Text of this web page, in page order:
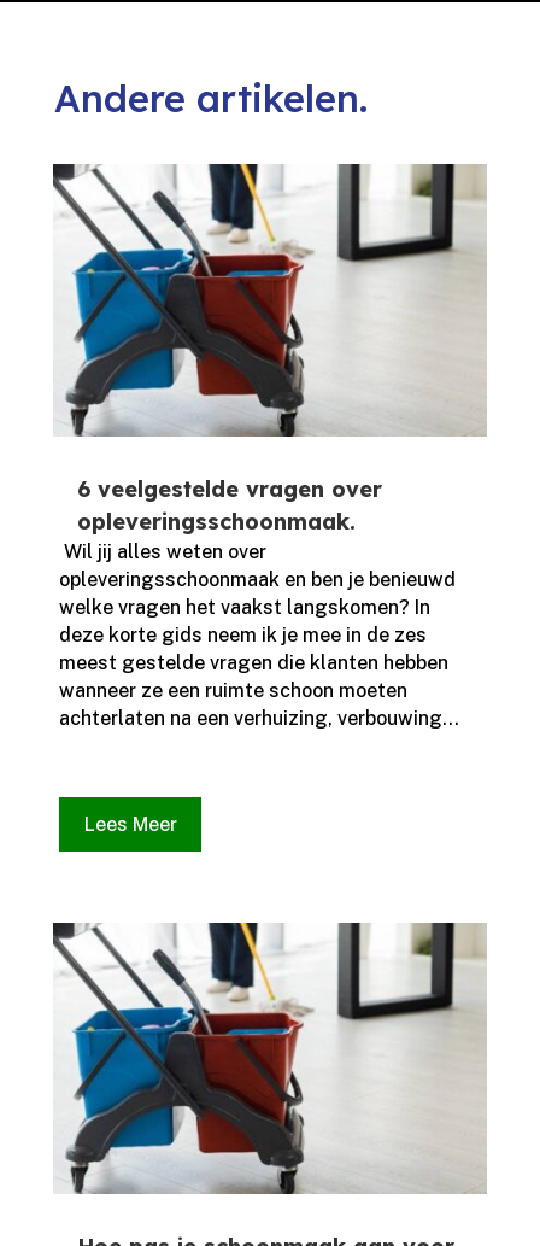
Andere artikelen.
6 veelgestelde vragen over
opleveringsschoonmaak.
​ Wil jij alles weten over
opleveringsschoonmaak en ben je benieuwd
welke vragen het vaakst langskomen? In
deze korte gids neem ik je mee in de zes
meest gestelde vragen die klanten hebben
wanneer ze een ruimte schoon moeten
achterlaten na een verhuizing, verbouwing...
Lees Meer